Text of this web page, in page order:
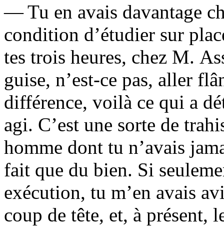
— Tu en avais davantage
condition d’étudier sur
tes trois heures, chez M.
guise, n’est-ce pas, aller
différence, voilà ce qui a
agi. C’est une sorte de
homme dont tu n’avais
fait que du bien. Si
exécution, tu m’en avais
coup de tête, et, à présent,